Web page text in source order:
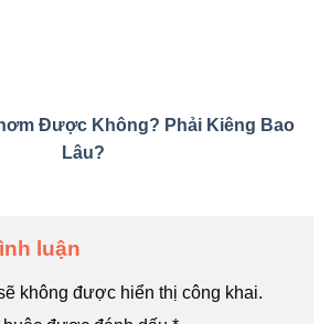
Được Không? Phải Kiêng Bao
Lâu?
luận
không được hiển thị công khai.